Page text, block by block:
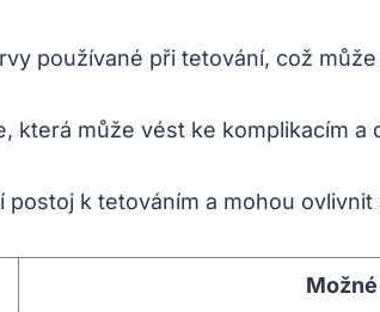
používané při tetování, což
může vést ke komplikacím a
k tetováním a mohou